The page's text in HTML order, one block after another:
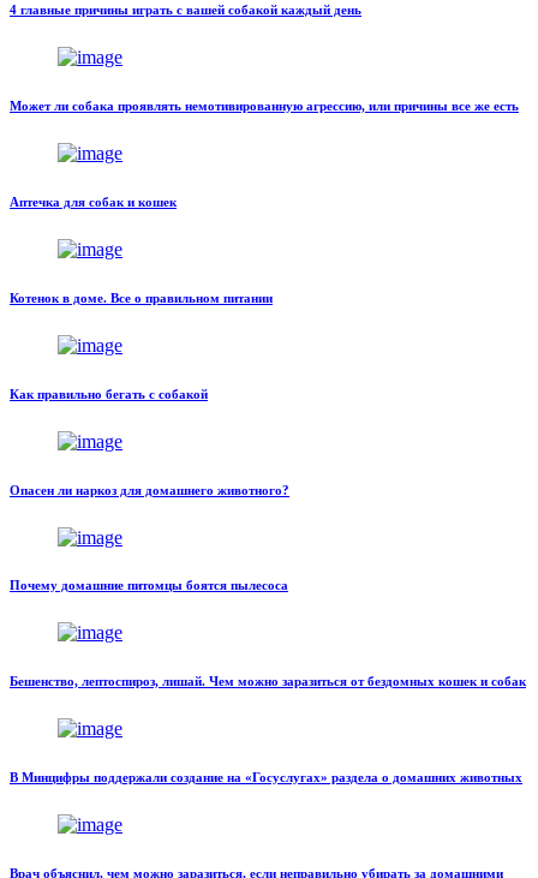
4 главные причины играть с вашей собакой каждый день
Может ли собака проявлять немотивированную агрессию, или причины все же есть
Аптечка для собак и кошек
Котенок в доме. Все о правильном питании
Как правильно бегать с собакой
Опасен ли наркоз для домашнего животного?
Почему домашние питомцы боятся пылесоса
Бешенство, лептоспироз, лишай. Чем можно заразиться от бездомных кошек и собак
В Минцифры поддержали создание на «Госуслугах» раздела о домашних животных
Врач объяснил, чем можно заразиться, если неправильно убирать за домашними